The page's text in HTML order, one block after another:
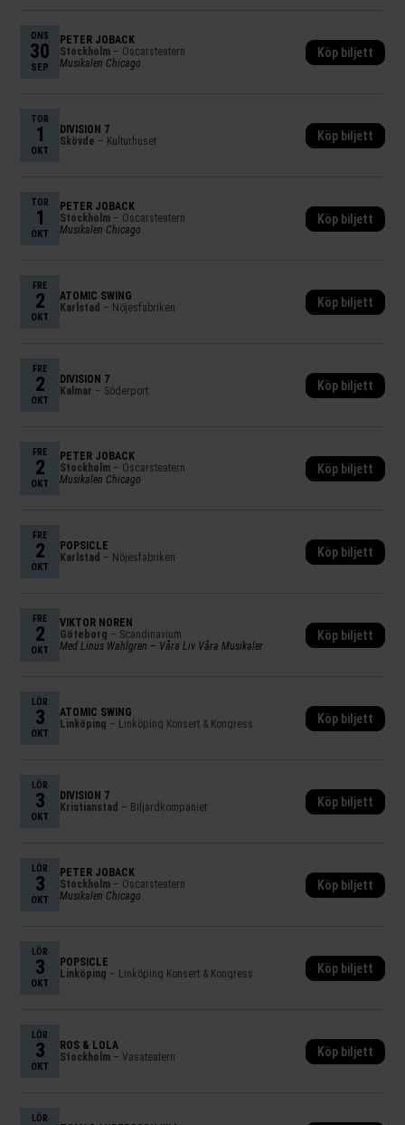
ONS
30
SEP
PETER JÖBACK
Stockholm – Oscarsteatern
Musikalen Chicago
Köp biljett
TOR
1
OKT
DIVISION 7
Skövde – Kulturhuset Köp biljett
TOR
1
OKT
PETER JÖBACK
Stockholm – Oscarsteatern
Musikalen Chicago
Köp biljett
FRE
2
OKT
ATOMIC SWING
Karlstad – Nöjesfabriken Köp biljett
FRE
2
OKT
DIVISION 7
Kalmar – Söderport Köp biljett
FRE
2
OKT
PETER JÖBACK
Stockholm – Oscarsteatern
Musikalen Chicago
Köp biljett
FRE
2
OKT
POPSICLE
Karlstad – Nöjesfabriken Köp biljett
FRE
2
OKT
VIKTOR NORÉN
Göteborg – Scandinavium
Med Linus Wahlgren – Våra Liv Våra Musikaler
Köp biljett
LÖR
3
OKT
ATOMIC SWING
Linköping – Linköping Konsert & Kongress Köp biljett
LÖR
3
OKT
DIVISION 7
Kristianstad – Biljardkompaniet Köp biljett
LÖR
3
OKT
PETER JÖBACK
Stockholm – Oscarsteatern
Musikalen Chicago
Köp biljett
LÖR
3
OKT
POPSICLE
Linköping – Linköping Konsert & Kongress Köp biljett
LÖR
3
OKT
ROS & LOLA
Stockholm – Vasateatern Köp biljett
LÖR